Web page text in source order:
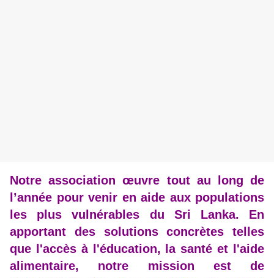
Notre association œuvre tout au long de
l’année pour venir en aide aux populations
les plus vulnérables du Sri Lanka. En
apportant des solutions concrètes telles
que l'accès à l'éducation, la santé et l'aide
alimentaire, notre mission est de